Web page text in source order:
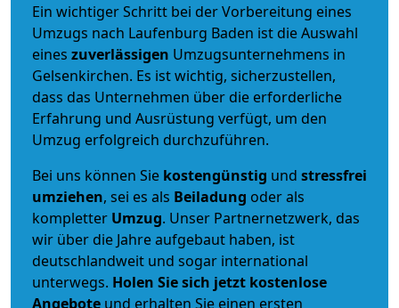
Ein wichtiger Schritt bei der Vorbereitung eines
Umzugs nach Laufenburg Baden ist die Auswahl
eines zuverlässigen Umzugsunternehmens in
Gelsenkirchen. Es ist wichtig, sicherzustellen,
dass das Unternehmen über die erforderliche
Erfahrung und Ausrüstung verfügt, um den
Umzug erfolgreich durchzuführen.
Bei uns können Sie kostengünstig und stressfrei
umziehen, sei es als Beiladung oder als
kompletter Umzug. Unser Partnernetzwerk, das
wir über die Jahre aufgebaut haben, ist
deutschlandweit und sogar international
unterwegs. Holen Sie sich jetzt kostenlose
Angebote und erhalten Sie einen ersten